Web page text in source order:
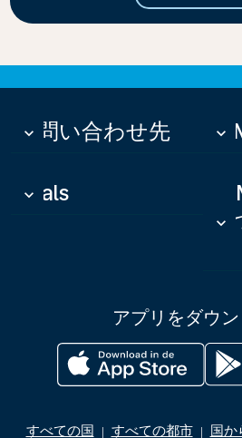
お問い合わせ先
keyboard_arrow_down keyboard_arrow_down
Deals
keyboard_arrow_down
keyboard_arrow_down
アプリをダウ
すべての国 | すべての都市 | 国か